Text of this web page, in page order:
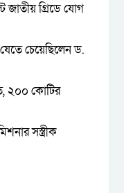
জাতীয় গ্রিডে যোগ
চেয়েছিলেন ড.
২০০ কোটির
সস্ত্রীক